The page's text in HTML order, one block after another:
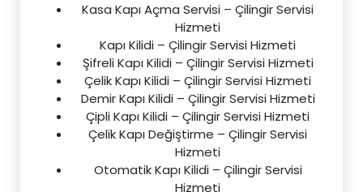
Kasa Kapı Açma Servisi – Çilingir Servisi
Hizmeti
Kapı Kilidi – Çilingir Servisi Hizmeti
Şifreli Kapı Kilidi – Çilingir Servisi Hizmeti
Çelik Kapı Kilidi – Çilingir Servisi Hizmeti
Demir Kapı Kilidi – Çilingir Servisi Hizmeti
Çipli Kapı Kilidi – Çilingir Servisi Hizmeti
Çelik Kapı Değiştirme – Çilingir Servisi
Hizmeti
Otomatik Kapı Kilidi – Çilingir Servisi
Hizmeti